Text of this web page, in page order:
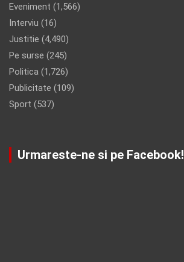
Eveniment (1,566)
Interviu (16)
Justitie (4,490)
Pe surse (245)
Politica (1,726)
Publicitate (109)
Sport (537)
Urmareste-ne si pe Facebook!